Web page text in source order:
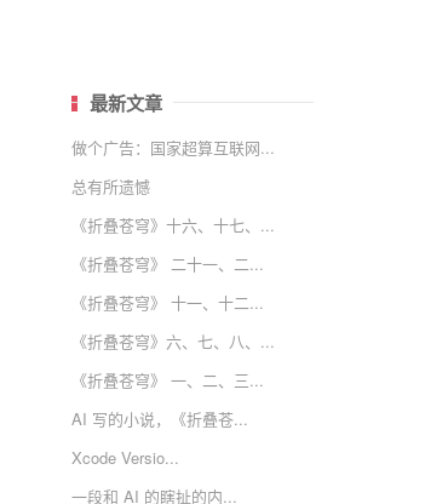
最新文章
做个广告：国家超算互联网...
总有所遗憾
《折叠苍穹》十六、十七、...
《折叠苍穹》 二十一、二...
《折叠苍穹》 十一、十二...
《折叠苍穹》六、七、八、...
《折叠苍穹》 一、二、三...
AI 写的小说，《折叠苍...
Xcode Versio...
一段和 AI 的瞎扯的内...